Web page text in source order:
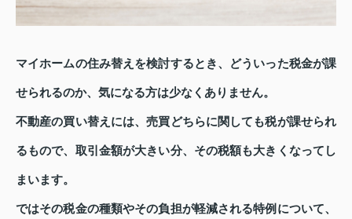
マイホームの住み替えを検討するとき、どういった税金が課
せられるのか、気になる方は少なくありません。
不動産の買い替えには、売買どちらに関しても税が課せられ
るもので、取引金額が大きい分、その税額も大きくなってし
まいます。
ではその税金の種類やその負担が軽減される特例について、